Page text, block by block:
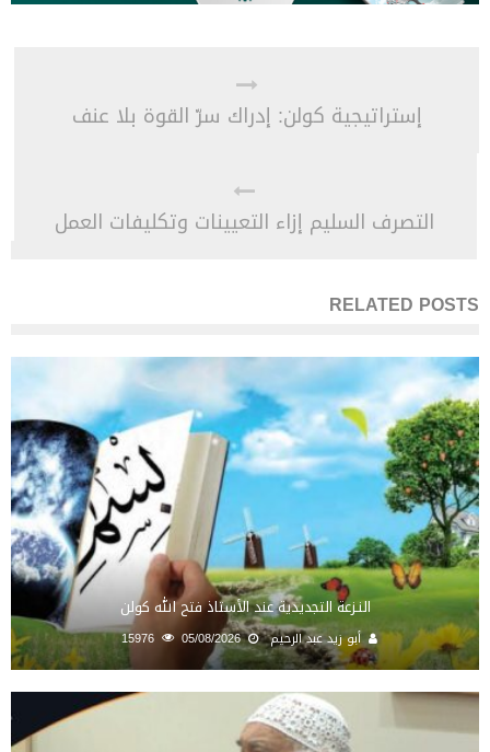
إستراتيجية كولن: إدراك سرّ القوة بلا عنف
التصرف السليم إزاء التعيينات وتكليفات العمل
RELATED POSTS
النـزعة التجديدية عند الأستاذ فتح الله كولن
أبو زيد عبد الرحيم 05/08/2026
15976